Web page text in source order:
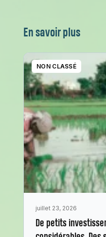
En savoir plus
NON CLASSÉ
juillet 23, 2026
De petits